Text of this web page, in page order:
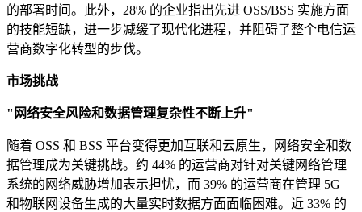
的部署时间。此外，28% 的企业指出先进 OSS/BSS 实施方面
的技能短缺，进一步减缓了现代化进程，并阻碍了整个电信运
营商数字化转型的步伐。
市场挑战
"网络安全风险和数据管理复杂性不断上升"
随着 OSS 和 BSS 平台变得更加互联和云原生，网络安全和数
据管理成为关键挑战。约 44% 的运营商对针对关键网络管理
系统的网络威胁增加表示担忧，而 39% 的运营商在管理 5G
和物联网设备生成的大量实时数据方面面临困难。近 33% 的